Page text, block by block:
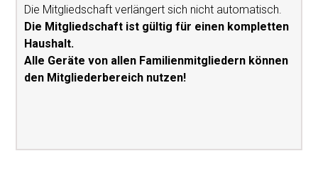
Die Mitgliedschaft verlängert sich nicht automatisch.
Die Mitgliedschaft ist gültig für einen kompletten
Haushalt.
Alle Geräte von allen Familienmitgliedern können
den Mitgliederbereich nutzen!